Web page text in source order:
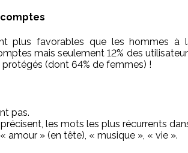
plus favorables que les hommes à
mais seulement 12% des
(dont 64% de femmes) !
pas.
les mots les plus récurrents
amour » (en tête), « musique », « vie ».